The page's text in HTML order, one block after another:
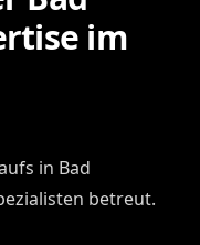
im
in Bad
betreut.